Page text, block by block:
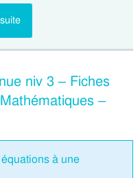
niv 3 – Fiches
–
à une